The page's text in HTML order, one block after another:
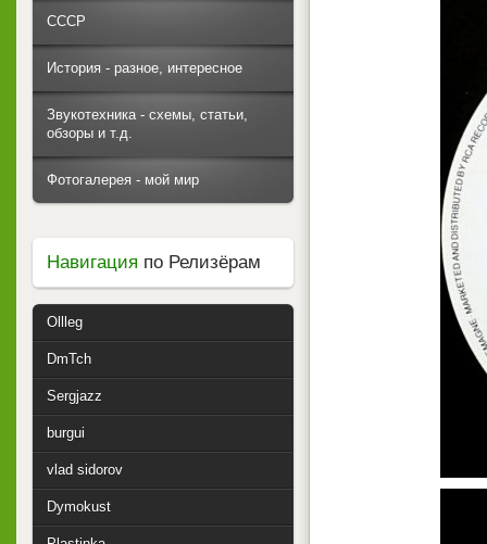
СССР
История - разное, интересное
Звукотехника - схемы, статьи,
обзоры и т.д.
Фотогалерея - мой мир
Навигация по Релизёрам
Ollleg
DmTch
Sergjazz
burgui
vlad sidorov
Dymokust